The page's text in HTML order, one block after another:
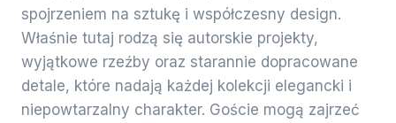
spojrzeniem na sztukę i współczesny design.
Właśnie tutaj rodzą się autorskie projekty,
wyjątkowe rzeźby oraz starannie dopracowane
detale, które nadają każdej kolekcji elegancki i
niepowtarzalny charakter. Goście mogą zajrzeć